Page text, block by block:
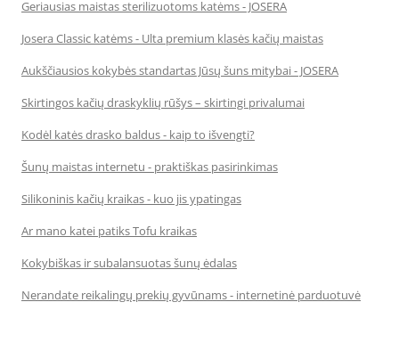
Geriausias maistas sterilizuotoms katėms - JOSERA
Josera Classic katėms - Ulta premium klasės kačių maistas
Aukščiausios kokybės standartas Jūsų šuns mitybai - JOSERA
Skirtingos kačių draskyklių rūšys – skirtingi privalumai
Kodėl katės drasko baldus - kaip to išvengti?
Šunų maistas internetu - praktiškas pasirinkimas
Silikoninis kačių kraikas - kuo jis ypatingas
Ar mano katei patiks Tofu kraikas
Kokybiškas ir subalansuotas šunų ėdalas
Nerandate reikalingų prekių gyvūnams - internetinė parduotuvė